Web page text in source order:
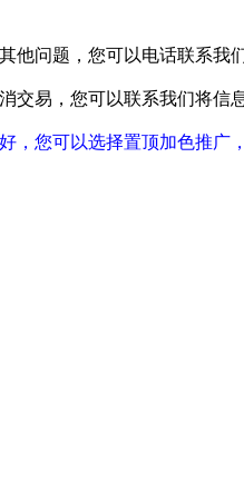
他问题，您可以电话联系我
交易，您可以联系我们将信
，您可以选择置顶加色推广